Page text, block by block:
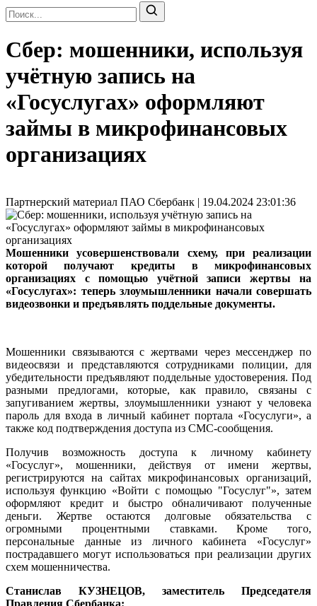
Сбер: мошенники, используя
учётную запись на
«Госуслугах» оформляют
займы в микрофинансовых
организациях
Партнерский материал ПАО Сбербанк | 19.04.2024 23:01:36
Мошенники усовершенствовали схему, при реализации
которой получают кредиты в микрофинансовых
организациях с помощью учётной записи жертвы на
«Госуслугах»: теперь злоумышленники начали совершать
видеозвонки и предъявлять поддельные документы.
Мошенники связываются с жертвами через мессенджер по
видеосвязи и представляются сотрудниками полиции, для
убедительности предъявляют поддельные удостоверения. Под
разными предлогами, которые, как правило, связаны с
запугиванием жертвы, злоумышленники узнают у человека
пароль для входа в личный кабинет портала «Госуслуги», а
также код подтверждения доступа из СМС-сообщения.
Получив возможность доступа к личному кабинету
«Госуслуг», мошенники, действуя от имени жертвы,
регистрируются на сайтах микрофинансовых организаций,
используя функцию «Войти с помощью "Госуслуг"», затем
оформляют кредит и быстро обналичивают полученные
деньги. Жертве остаются долговые обязательства с
огромными процентными ставками. Кроме того,
персональные данные из личного кабинета «Госуслуг»
пострадавшего могут использоваться при реализации других
схем мошенничества.
Станислав КУЗНЕЦОВ, заместитель Председателя
Правления Сбербанка: